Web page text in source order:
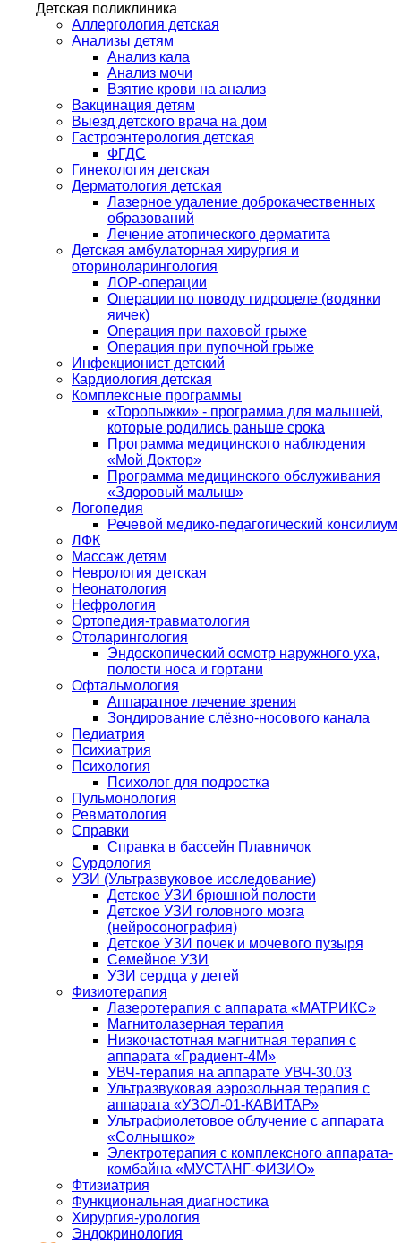
Детская поликлиника
Аллергология детская
Анализы детям
Анализ кала
Анализ мочи
Взятие крови на анализ
Вакцинация детям
Выезд детского врача на дом
Гастроэнтерология детская
ФГДС
Гинекология детская
Дерматология детская
Лазерное удаление доброкачественных
образований
Лечение атопического дерматита
Детская амбулаторная хирургия и
оториноларингология
ЛОР-операции
Операции по поводу гидроцеле (водянки
яичек)
Операция при паховой грыже
Операция при пупочной грыже
Инфекционист детский
Кардиология детская
Комплексные программы
«Торопыжки» - программа для малышей,
которые родились раньше срока
Программа медицинского наблюдения
«Мой Доктор»
Программа медицинского обслуживания
«Здоровый малыш»
Логопедия
Речевой медико-педагогический консилиум
ЛФК
Массаж детям
Неврология детская
Неонатология
Нефрология
Ортопедия-травматология
Отоларингология
Эндоскопический осмотр наружного уха,
полости носа и гортани
Офтальмология
Аппаратное лечение зрения
Зондирование слёзно-носового канала
Педиатрия
Психиатрия
Психология
Психолог для подростка
Пульмонология
Ревматология
Справки
Справка в бассейн Плавничок
Сурдология
УЗИ (Ультразвуковое исследование)
Детское УЗИ брюшной полости
Детское УЗИ головного мозга
(нейросонография)
Детское УЗИ почек и мочевого пузыря
Семейное УЗИ
УЗИ сердца у детей
Физиотерапия
Лазеротерапия с аппарата «МАТРИКС»
Магнитолазерная терапия
Низкочастотная магнитная терапия с
аппарата «Градиент-4М»
УВЧ-терапия на аппарате УВЧ-30.03
Ультразвуковая аэрозольная терапия с
аппарата «УЗОЛ-01-КАВИТАР»
Ультрафиолетовое облучение с аппарата
«Солнышко»
Электротерапия с комплексного аппарата-
комбайна «МУСТАНГ-ФИЗИО»
Фтизиатрия
Функциональная диагностика
Хирургия-урология
Эндокринология